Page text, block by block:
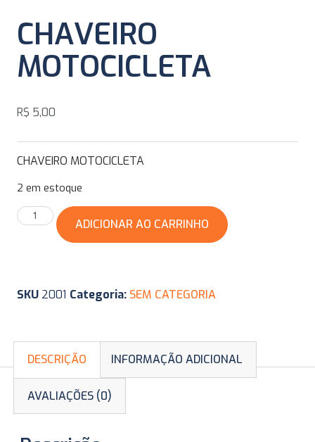
CHAVEIRO
MOTOCICLETA
R$ 5,00
CHAVEIRO MOTOCICLETA
2 em estoque
ADICIONAR AO CARRINHO
SKU 2001 Categoria: SEM CATEGORIA
DESCRIÇÃO INFORMAÇÃO ADICIONAL
AVALIAÇÕES (0)